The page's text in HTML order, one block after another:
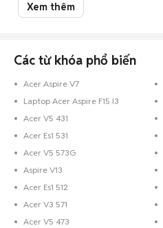
Xem thêm
Các từ khóa phổ biến
Acer Aspire V7
Laptop Acer Aspire F15 I3
Acer V5 431
Acer Es1 531
Acer V5 573G
Aspire V13
Acer Es1 512
Acer V3 571
Acer V5 473